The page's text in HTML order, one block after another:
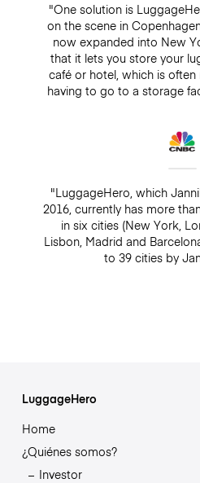
"One solution is
on the scene in
now expanded into New
that it lets you store your
café or hotel, which is
having to go to a storage
"LuggageHero, which
2016, currently has more
in six cities (New York,
Lisbon, Madrid and
to 39 cities by
LuggageHero
Home
¿Quiénes somos?
Investor